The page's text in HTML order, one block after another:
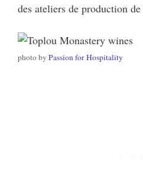
des ateliers de production
photo by Passion for Hospitality